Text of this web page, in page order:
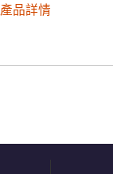
產品詳情